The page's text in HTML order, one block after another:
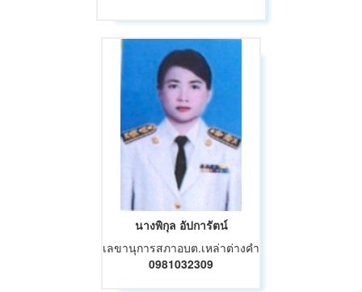
นางพิกุล อัปการัตน์
เลขานุการสภาอบต.เหล่าต่างคำ
0981032309